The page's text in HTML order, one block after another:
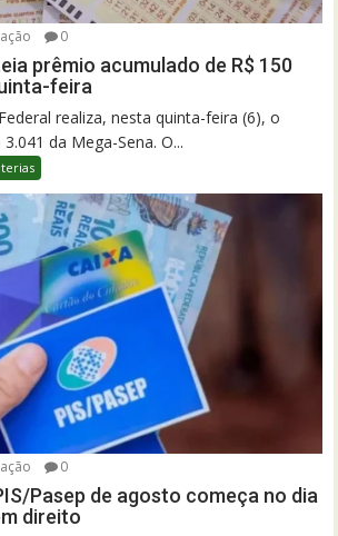
0
prêmio acumulado de R$ 150
feira
realiza, nesta quinta-feira (6), o
da Mega-Sena. O...
0
Pasep de agosto começa no dia
direito